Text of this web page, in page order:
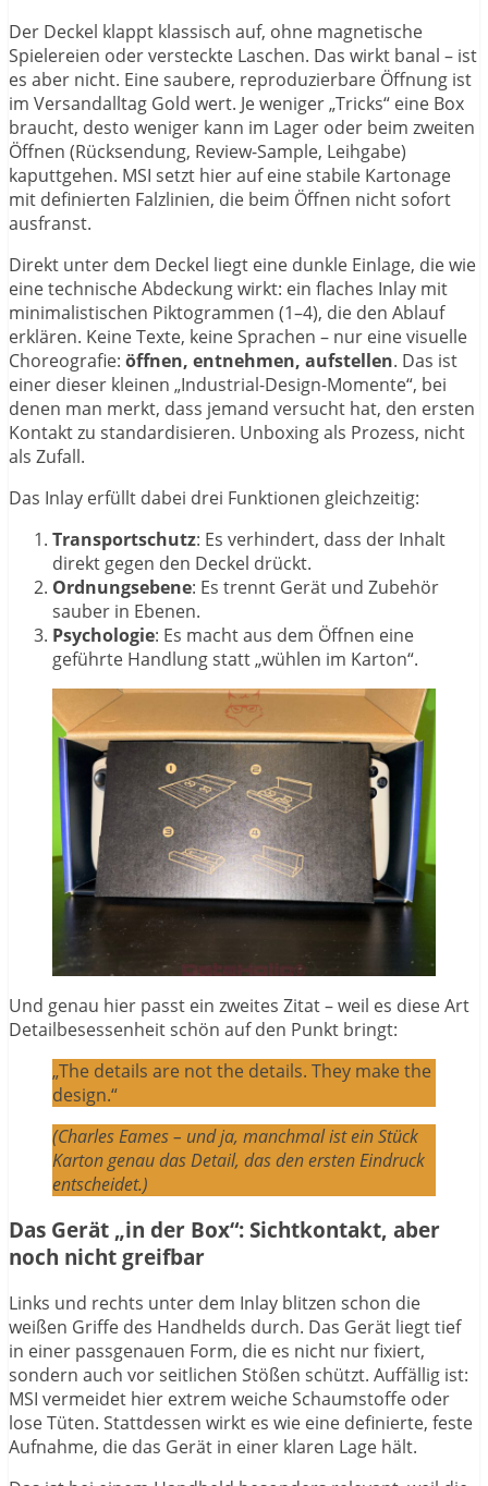
Der Deckel klappt klassisch auf, ohne magnetische
Spielereien oder versteckte Laschen. Das wirkt banal – ist
es aber nicht. Eine saubere, reproduzierbare Öffnung ist
im Versandalltag Gold wert. Je weniger „Tricks“ eine Box
braucht, desto weniger kann im Lager oder beim zweiten
Öffnen (Rücksendung, Review-Sample, Leihgabe)
kaputtgehen. MSI setzt hier auf eine stabile Kartonage
mit definierten Falzlinien, die beim Öffnen nicht sofort
ausfranst.
Direkt unter dem Deckel liegt eine dunkle Einlage, die wie
eine technische Abdeckung wirkt: ein flaches Inlay mit
minimalistischen Piktogrammen (1–4), die den Ablauf
erklären. Keine Texte, keine Sprachen – nur eine visuelle
Choreografie: öffnen, entnehmen, aufstellen. Das ist
einer dieser kleinen „Industrial-Design-Momente“, bei
denen man merkt, dass jemand versucht hat, den ersten
Kontakt zu standardisieren. Unboxing als Prozess, nicht
als Zufall.
Das Inlay erfüllt dabei drei Funktionen gleichzeitig:
Transportschutz: Es verhindert, dass der Inhalt
direkt gegen den Deckel drückt.
Ordnungsebene: Es trennt Gerät und Zubehör
sauber in Ebenen.
Psychologie: Es macht aus dem Öffnen eine
geführte Handlung statt „wühlen im Karton“.
Und genau hier passt ein zweites Zitat – weil es diese Art
Detailbesessenheit schön auf den Punkt bringt:
„The details are not the details. They make the
design.“
(Charles Eames – und ja, manchmal ist ein Stück
Karton genau das Detail, das den ersten Eindruck
entscheidet.)
Das Gerät „in der Box“: Sichtkontakt, aber
noch nicht greifbar
Links und rechts unter dem Inlay blitzen schon die
weißen Griffe des Handhelds durch. Das Gerät liegt tief
in einer passgenauen Form, die es nicht nur fixiert,
sondern auch vor seitlichen Stößen schützt. Auffällig ist:
MSI vermeidet hier extrem weiche Schaumstoffe oder
lose Tüten. Stattdessen wirkt es wie eine definierte, feste
Aufnahme, die das Gerät in einer klaren Lage hält.